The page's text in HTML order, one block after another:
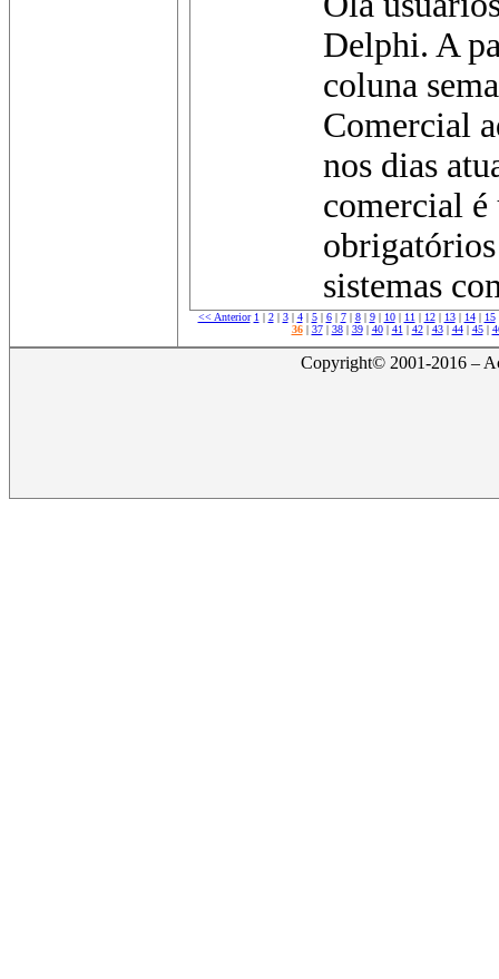
Delphi. A
coluna
Comercial
nos dias
comercial é
sistemas
<< Anterior 1 | 2| 3| 4| 5| 6| 7| 8| 9| 10| 11 | 12| 13| 14| 15
36| 37| 38| 39| 40| 41 | 42| 43| 44| 45|
Copyright© 2001-2016 –